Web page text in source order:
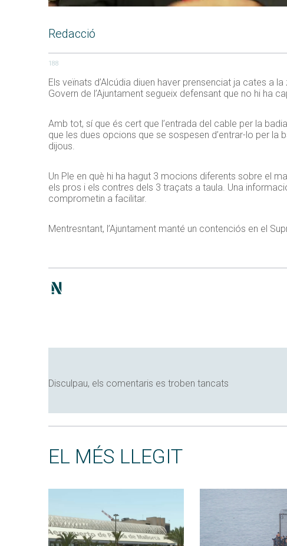
Redacció
188
Els veïnats d’Alcúdia diuen haver prensenciat ja cates a
Govern de l’Ajuntament segueix defensant que no hi ha
Amb tot, sí que és cert que l’entrada del cable per la
que les dues opcions que se sospesen d’entrar-lo per la
dijous.
Un Ple en què hi ha hagut 3 mocions diferents sobre el
els pros i els contres dels 3 traçats a taula. Una
comprometin a facilitar.
Mentresntant, l’Ajuntament manté un contenciós en el
Disculpau, els comentaris es troben tancats
EL MÉS LLEGIT